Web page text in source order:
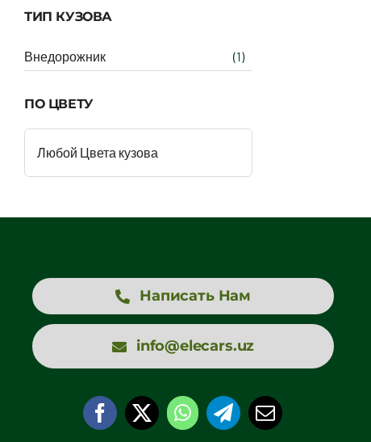
ТИП КУЗОВА
Внедорожник (1)
ПО ЦВЕТУ
Написать Нам
info@elecars.uz